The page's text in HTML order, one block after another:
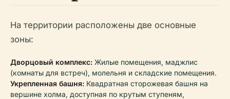
На территории расположены две основные
зоны:
Дворцовый комплекс: Жилые помещения, маджлис
(комнаты для встреч), молельня и складские помещения.
Укрепленная башня: Квадратная сторожевая башня на
вершине холма, доступная по крутым ступеням,